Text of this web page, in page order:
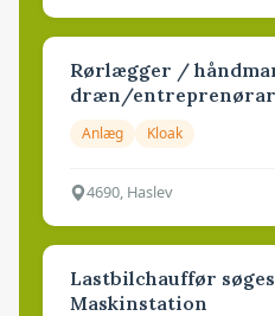
Rørlægger /
dræn/
Anlæg Kloak
4690, Haslev
Lastbilchauffør
Maskinstation